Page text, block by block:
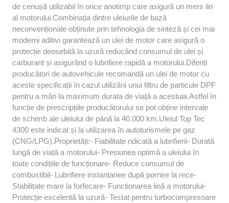
de cenușă utilizabil în orice anotimp care asigură un mers lin
al motorului.Combinația dintre uleiurile de bază
neconvenționale obținute prin tehnologia de sinteză și cei mai
moderni aditivi garantează un ulei de motor care asigură o
protecție deosebită la uzură reducând consumul de ulei și
carburant și asigurând o lubrifiere rapidă a motorului.Diferiți
producători de autovehicule recomandă un ulei de motor cu
aceste specificații în cazul utilizării unui filtru de particule DPF
pentru a mări la maximum durata de viață a acestuia.Astfel în
funcție de prescripțiile producătorului se pot obține intervale
de schimb ale uleiului de până la 40.000 km.Uleiul Top Tec
4300 este indicat și la utilizarea în autoturismele pe gaz
(CNG/LPG).Proprietăți:- Fiabilitate ridicată a lubrifierii- Durată
lungă de viață a motorului- Presiunea optimă a uleiului în
toate condițiile de funcționare- Reduce consumul de
combustibil- Lubrifiere instantanee după pornire la rece-
Stabilitate mare la forfecare- Funcționarea lină a motorului-
Protecție excelentă la uzură- Testat pentru turbocompresoare